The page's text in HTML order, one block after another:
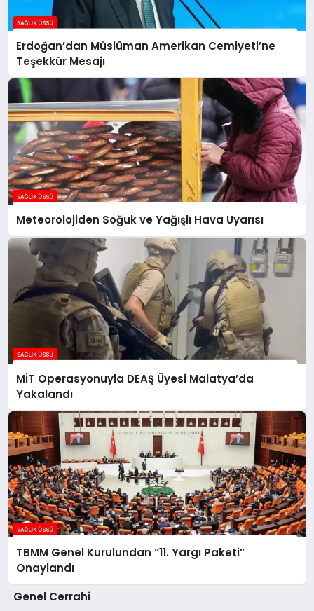
Erdoğan’dan Müslüman Amerikan Cemiyeti’ne
Teşekkür Mesajı
Meteorolojiden Soğuk ve Yağışlı Hava Uyarısı
MİT Operasyonuyla DEAŞ Üyesi Malatya’da
Yakalandı
TBMM Genel Kurulundan “11. Yargı Paketi”
Onaylandı
Genel Cerrahi